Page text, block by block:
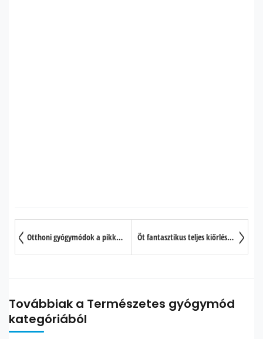
Otthoni gyógymódok a pikkelysömör tüneteinek enyhítésére Öt fantasztikus teljes kiőrlésű termék, amit ki kell próbálnia
Továbbiak a Természetes gyógymód
kategóriából